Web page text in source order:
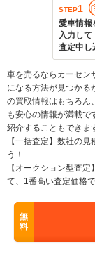
STEP1
愛車情報
入力して
査定申し
車を売るならカーセン
になる方法が見つかる
の買取情報はもちろん
も安心の情報が満載で
紹介することもできま
【一括査定】数社の
う！
【オークション型査
て、1番高い査定価格
無
料